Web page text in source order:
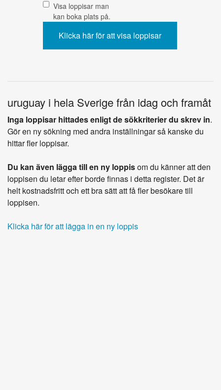
Visa loppisar man
kan boka plats på.
uruguay i hela Sverige från idag och framåt
Inga loppisar hittades enligt de sökkriterier du skrev in.
Gör en ny sökning med andra inställningar så kanske du
hittar fler loppisar.
Du kan även lägga till en ny loppisom du känner att den
loppisen du letar efter borde finnas i detta register. Det är
helt kostnadsfritt och ett bra sätt att få fler besökare till
loppisen.
Klicka här för att lägga in en ny loppis